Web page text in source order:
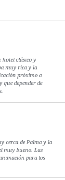
hotel clásico y
muy rica y la
próximo a
que depender de
cerca de Palma y la
muy bueno. Las
para los